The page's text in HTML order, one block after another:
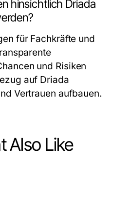
hinsichtlich Driada
für Fachkräfte und
und Risiken
auf Driada
Vertrauen aufbauen.
Also Like